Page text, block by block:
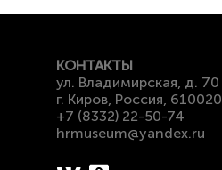
КОНТАКТЫ
ул. Владимирская, д. 70
г. Киров, Россия, 610020
+7 (8332) 22-50-74
hrmuseum@yandex.ru